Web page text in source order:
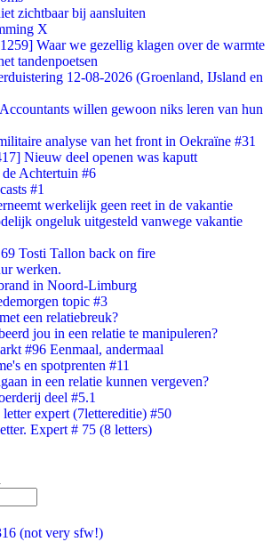
zichtbaar bij aansluiten
X
Waar we gezellig klagen over de warmte
tandenpoetsen
12-08-2026 (Groenland, IJsland en
willen gewoon niks leren van hun
analyse van het front in Oekraïne #31
Nieuw deel openen was kaputt
Achtertuin #6
#1
werkelijk geen reet in de vakantie
ongeluk uitgesteld vanwege vakantie
Tosti Tallon back on fire
werken.
in Noord-Limburg
topic #3
een relatiebreuk?
jou in een relatie te manipuleren?
#96 Eenmaal, andermaal
en spotprenten #11
in een relatie kunnen vergeven?
deel #5.1
letter expert (7lettereditie) #50
Expert # 75 (8 letters)
(not very sfw!)